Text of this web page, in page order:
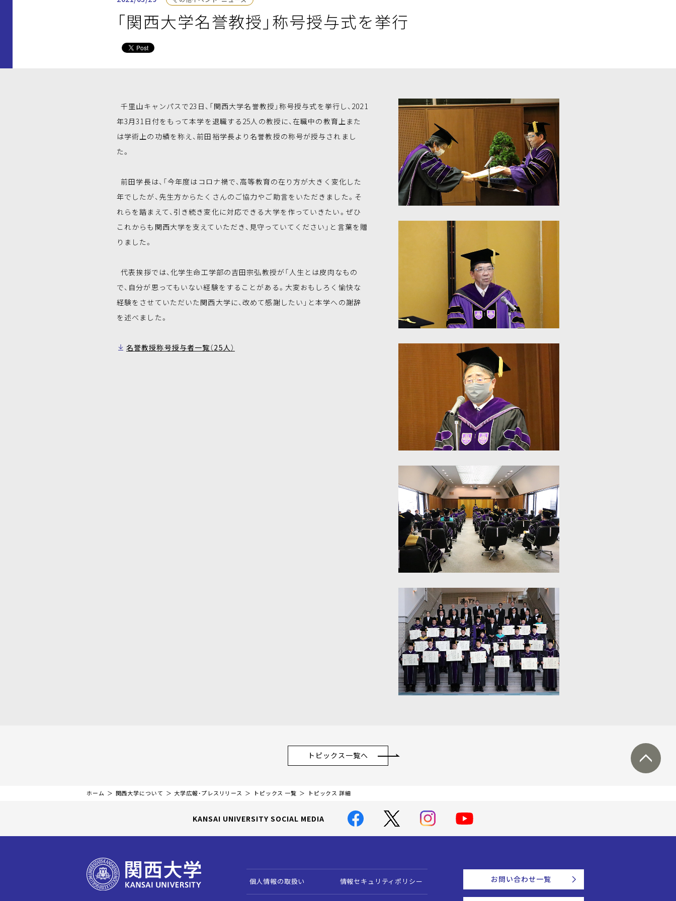
「関西大学名誉教授」称号授与式を挙行
千里山キャンパスで23日、「関西大学名誉教授」称号授与式を挙行し、2021
年3月31日付をもって本学を退職する25人の教授に、在職中の教育上また
は学術上の功績を称え、前田裕学長より名誉教授の称号が授与されまし
た。
前田学長は、「今年度はコロナ禍で、高等教育の在り方が大きく変化した
年でしたが、先生方からたくさんのご協力やご助言をいただきました。そ
れらを踏まえて、引き続き変化に対応できる大学を作っていきたい。ぜひ
これからも関西大学を支えていただき、見守っていてください」と言葉を贈
りました。
代表挨拶では、化学生命工学部の吉田宗弘教授が「人生とは皮肉なもの
で、自分が思ってもいない経験をすることがある。大変おもしろく愉快な
経験をさせていただいた関西大学に、改めて感謝したい」と本学への謝辞
を述べました。
名誉教授称号授与者一覧（25人）
トピックス一覧へ
ホーム 関西大学について 大学広報・プレスリリース トピックス 一覧 トピックス 詳細
KANSAI UNIVERSITY SOCIAL MEDIA
個人情報の取扱い 情報セキュリティポリシー お問い合わせ一覧